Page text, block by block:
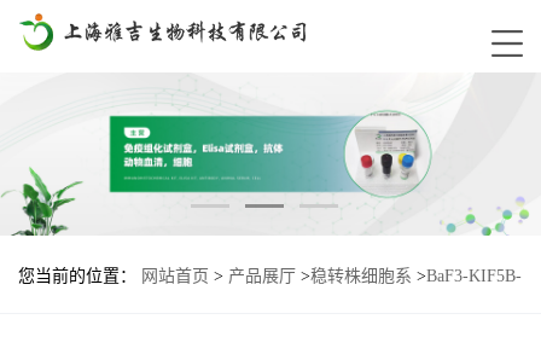
您当前的位置： 网站首页 > 产品展厅 >稳转株细胞系 >BaF3-KIF5B-